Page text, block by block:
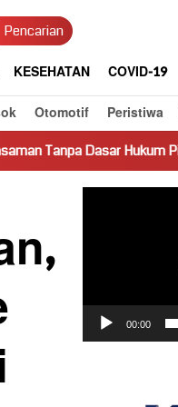
Pencarian
KESEHATAN COVID-19
Otomotif Peristiwa
Hukum Picu Keresahan
00:00